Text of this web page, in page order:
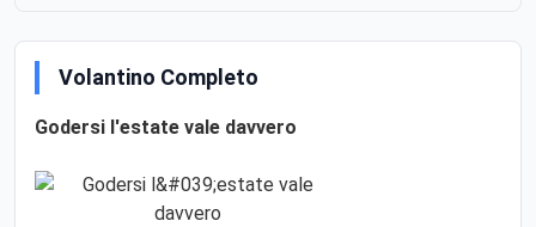
Volantino Completo
Godersi l'estate vale davvero